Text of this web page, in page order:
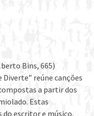
Bins, 665)
Diverte” reúne canções
a partir dos
Estas
do escritor e músico,